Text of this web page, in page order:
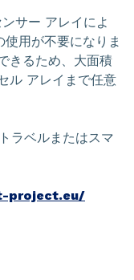
サー アレイによ
用が不要になりま
きるため、大面積
ル アレイまで任意
ラベルまたはスマ
project.eu/